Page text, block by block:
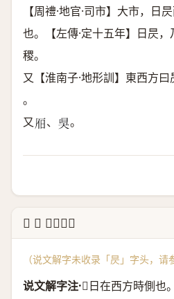
【周禮·地官·司市】大市，日
也。【左傳·定十五年】日昃
稷。
又【淮南子·地形訓】東西方
。
又𣅛 、 𣅳 。
↳ 𣅦 说文解字
（说文解字未收录「昃」字头，请
说文解字注·𣅦日在西方時側也。